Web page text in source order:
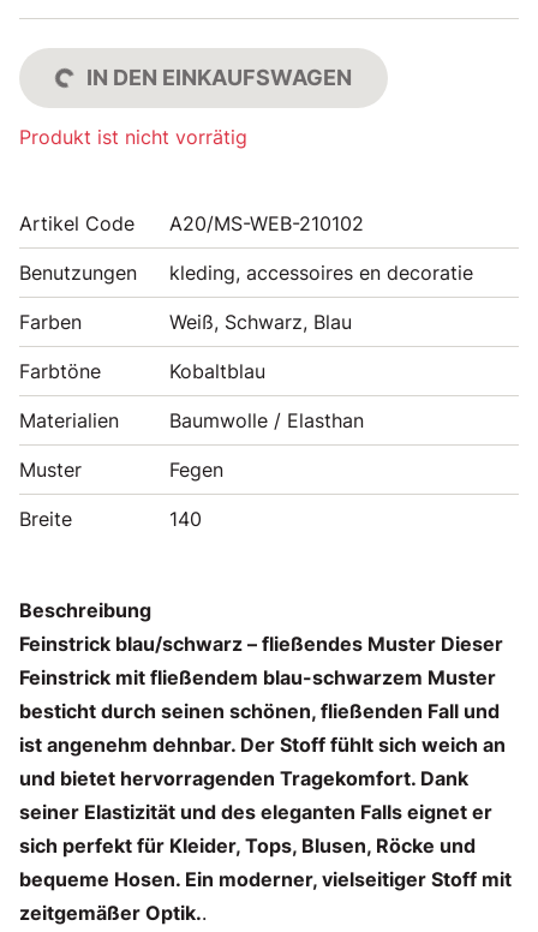
IN DEN EINKAUFSWAGEN
Produkt ist nicht vorrätig
Artikel Code A20/MS-WEB-210102
Benutzungen kleding, accessoires en decoratie
Farben Weiß, Schwarz, Blau
Farbtöne Kobaltblau
Materialien Baumwolle / Elasthan
Muster Fegen
Breite 140
Beschreibung
Feinstrick blau/schwarz – fließendes Muster Dieser
Feinstrick mit fließendem blau-schwarzem Muster
besticht durch seinen schönen, fließenden Fall und
ist angenehm dehnbar. Der Stoff fühlt sich weich an
und bietet hervorragenden Tragekomfort. Dank
seiner Elastizität und des eleganten Falls eignet er
sich perfekt für Kleider, Tops, Blusen, Röcke und
bequeme Hosen. Ein moderner, vielseitiger Stoff mit
zeitgemäßer Optik..